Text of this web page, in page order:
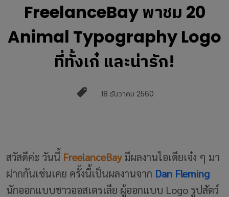
FreelanceBay พาชม 20
Animal Typography Logo
ที่ทั้งเก๋ และน่ารัก!
18 ธันวาคม 2560
สวัสดีค่ะ วันนี้ FreelanceBayมีผลงานไอเดียเจ๋ง ๆ มา
ฝากกันเช่นเคย ครั้งนี้เป็นผลงานจาก Dan Fleming
นักออกแบบชาวออสเตรเลีย ผู้ออกแบบ Logo รูปสัตว์